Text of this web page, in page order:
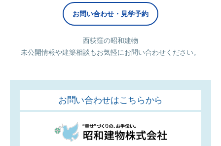
お問い合わせ・見学予約
西荻窪の昭和建物
未公開情報や建築相談もお気軽にお問い合わせください。
お問い合わせはこちらから